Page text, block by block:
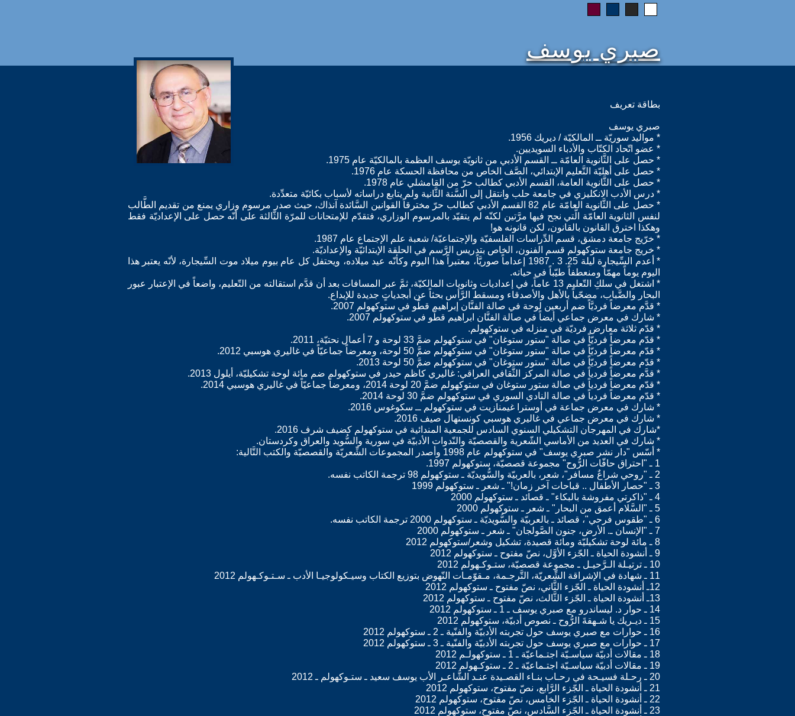
صبري يوسف
بطاقة تعريف
صبري يوسف
* مواليد سوريّة ــ المالكيّة / ديريك 1956.
* عضو اتّحاد الكتّاب والأدباء السويديين.
* حصل على الثَّانوية العامّة ــ القسم الأدبي من ثانويّة يوسف العظمة بالمالكيّة عام 1975.
* حصل على أهليّة التَّعليم الإبتدائي، الصَّف الخاص من محافظة الحسكة عام 1976.
* حصل على الثَّانوية العامة، القسم الأدبي كطالب حرّ من القامشلي عام 1978.
* درس الأدب الانكليزي في جامعة حلب وانتقل إلى السَّنة الثَّانية ولم يتابع دراساته لأسباب بكائيّة متعدِّدة.
* حصل على الثَّانوية العامّة عام 82 القسم الأدبي كطالب حرّ مخترقاً القوانين السَّائدة آنذاك، حيث صدر مرسوم وزاري يمنع من تقديم الطَّالب
لنفس الثانوية العامّة الَّتي نجح فيها مرَّتين لكنّه لم يتقيّد بالمرسوم الوزاري، فتقدّم للإمتحانات للمرّة الثَّالثة على أنّه حصل على الإعداديّة فقط
وهكذا اخترق القانون بالقانون، لكن قانونه هو!
* خرّيج جامعة دمشق، قسم الدِّراسات الفلسفيّة والإجتماعيّة/ شعبة علم الإجتماع عام 1987.
* خريج جامعة ستوكهولم قسم الفنون، الخاص بتدريس الرَّسم في الحلقة الإبتدائيّة والإعداديّة.
* أعدم السِّيجارة ليلة 25. 3 . 1987 إعداماً صوريَّاً، معتبراً هذا اليوم وكأنّه عيد ميلاده، ويحتفل كل عام بيوم ميلاد موت السِّيجارة، لأنّه يعتبر هذا
اليوم يوماً مهمّاً ومنعطفاً طيّباً في حياته.
* اشتغل في سلكِ التّعليم 13 عاماً، في إعداديات وثانويات المالكيّة، ثمَّ عبر المسافات بعد أن قدَّم استقالته من التّعليم، واضعاً في الإعتبار عبور
البحار والضَّباب، مضحّياً بالأهل والأصدقاء ومسقط الرَّأس بحثاً عن أبجدياتٍ جديدة للإبداع.
* قدَّم معرضاً فرديَّاً ضم أربعين لوحة في صالة الفنَّان إبراهيم قطّو في ستوكهولم 2007.
* شارك في معرض جماعي أيضاً في صالة الفنَّان ابراهيم قطّو في ستوكهولم 2007.
* قدّم ثلاثة معارض فرديّة في منزله في ستوكهولم.
* قدّم معرضاً فرديّاً في صالة "ستور ستوغان" في ستوكهولم ضمَّ 33 لوحة و 7 أعمال نحتيّة، 2011.
* قدّم معرضاً فرديّاً في صالة "ستور ستوغان" في ستوكهولم ضمَّ 50 لوحة، ومعرضاً جماعيّاً في غاليري هوسبي 2012.
* قدّم معرضاً فرديّاً في صالة "ستور ستوغان" في ستوكهولم ضمَّ 50 لوحة 2013.
* قدَّم معرضاً فردياً في صالة المركز الثَّقافي العراقي: غاليري كاظم حيدر في ستوكهولم ضم مائة لوحة تشكيليّة، أيلول 2013.
* قدّم معرضاً فردياً في صالة ستور ستوغان في ستوكهولم ضمَّ 20 لوحة 2014، ومعرضاً جماعيّاً في غاليري هوسبي 2014.
* قدّم معرضاً فردياً في صالة النادي السوري في ستوكهولم ضمَّ 30 لوحة 2014.
* شارك في معرض جماعة في أوسترا غيمنازيت في ستوكهولم ــ سكوغوس 2016.
* شارك في معرض جماعي في غاليري هوسبي كونستهال صيف 2016.
*شارك في المهرجان التشكيلي السنوي السادس للجمعية المندائية في ستوكهولم كضيف شرف 2016.
* شارك في العديد من الأماسي الشّعرية والقصصيّة والنّدوات الأدبيّة في سورية والسُّويد والعراق وكردستان.
* أسّس "دار نشر صبري يوسف" في ستوكهولم عام 1998 وأصدر المجموعات الشِّعريّة والقصصيّة والكتب التَّالية:
1 ـ "احتراق حافّات الرُّوح" مجموعة قصصيّة، ستوكهولم 1997.
2 ـ "روحي شراعٌ مسافر"، شعر، بالعربيّة والسُّويديّة ـ ستوكهولم 98 ترجمة الكاتب نفسه.
3 ـ "حصار الأطفال .. قباحات آخر زمان!" ـ شعر ـ ستوكهولم 1999
4 ـ "ذاكرتي مفروشة بالبكاء" ـ قصائد ـ ستوكهولم 2000
5 ـ "السَّلام أعمق من البحار" ـ شعر ـ ستوكهولم 2000
6 ـ "طقوس فرحي"، قصائد ـ بالعربيّة والسُّويديّة ـ ستوكهولم 2000 ترجمة الكاتب نفسه.
7 ـ "الإنسان ـ. الأرض، جنون الصَّولجان" ـ شعر ـ ستوكهولم 2000
8 ـ مائة لوحة تشكيليّة ومائة قصيدة، تشكيل وشعر/ستوكهولم 2012
9 ـ أنشودة الحياة ـ الجّزء الأوَّل، نصّ مفتوح ـ ستوكهولم 2012
10 ـ ترتيـلة الـرَّحيـل ـ مجموعة قصصيّة، ستـوكـهولم 2012
11 ـ شهادة في الإشراقة الشِّعريّة، التَّرجـمة، مـقوّمـات النّهوض بتوزيع الكتاب وسيـكولوجيـا الأدب ـ سـتـوكـهولم 2012
12ـ أنشودة الحياة ـ الجّزء الثَّاني، نصّ مفتوح ـ ستوكهولم 2012
13ـ أنشودة الحياة ـ الجّزء الثَّالث، نصّ مفتوح ـ ستوكهولم 2012
14 ـ حوار د. ليساندرو مع صبري يوسف ـ 1 ـ ستوكهولم 2012
15 ـ ديـريك يا شـهقةَ الرُّوح ـ نصوص أدبيّة، ستوكهولم 2012
16 ـ حوارات مع صبري يوسف حول تجربته الأدبيّة والفنّية ـ 2 ـ ستوكهولم 2012
17 ـ حوارات مع صبري يوسف حول تجربته الأدبيّة والفنّية ـ 3 ـ ستوكهولم 2012
18 ـ مقالات أدبيّة سياسـيّة اجتـماعيّة ـ 1 ـ ستوكهولـم 2012
19 ـ مقالات أدبيّة سياسـيّة اجتـماعيّة ـ 2 ـ ستوكـهولم 2012
20 ـ رحـلة فسيـحة في رحـاب بنـاء القصـيدة عنـد الشَّاعـر الأب يوسف سعيد ـ ستـوكهولم ـ 2012
21 ـ أنشودة الحياة ـ الجّزء الرَّابع، نصّ مفتوح، ستوكهولم 2012
22 ـ أنشودة الحياة ـ الجّزء الخامس، نصّ مفتوح، ستوكهولم 2012
23 ـ أنشودة الحياة ـ الجّزء السَّادس، نصّ مفتوح، ستوكهولم 2012